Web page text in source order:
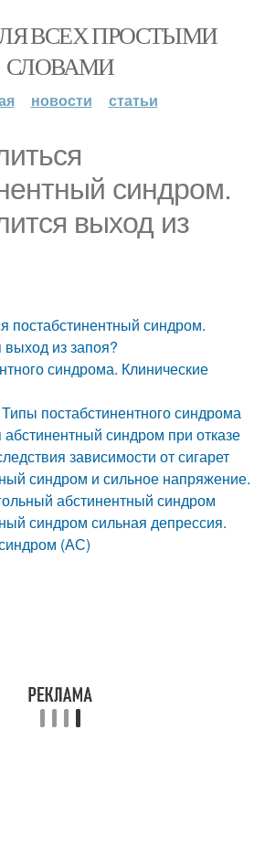
ВСЕХ ПРОСТЫМИ
СЛОВАМИ
новости статьи
синдром.
выход из
постабстинентный синдром.
выход из запоя?
синдрома. Клинические
постабстинентного синдрома
абстинентный синдром при отказе
зависимости от сигарет
синдром и сильное напряжение.
абстинентный синдром
синдром сильная депрессия.
(АС)